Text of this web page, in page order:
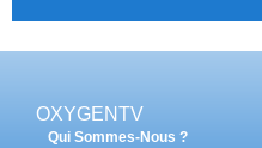
OXYGENTV
Qui Sommes-Nous ?